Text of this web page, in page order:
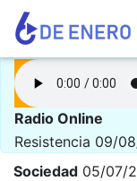
Radio Online
Resistencia 09/
Sociedad 05/07/